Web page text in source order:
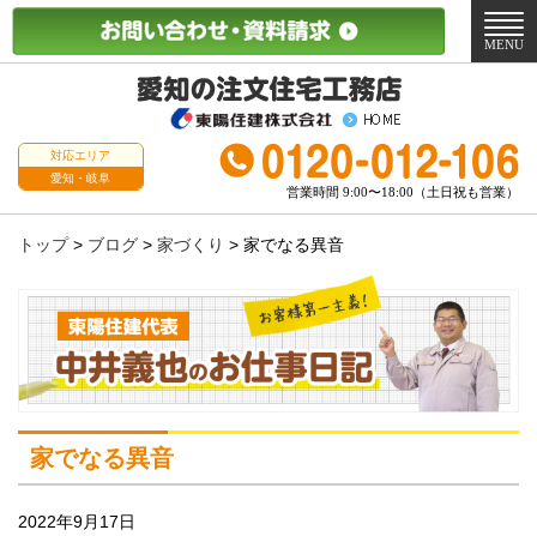
対応エリア
愛知・岐阜
営業時間 9:00〜18:00（土日祝も営業）
メ
ニ
MENU
トップ> ブログ > 家づくり > 家でなる異音
家でなる異音
2022年9月17日